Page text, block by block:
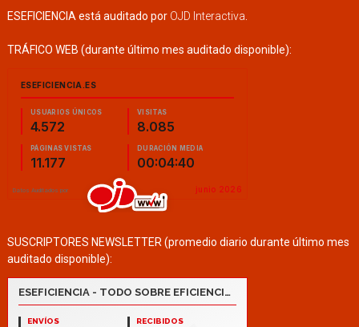
ESEFICIENCIA está auditado por OJD Interactiva
TRÁFICO WEB (durante último mes auditado disponible):
SUSCRIPTORES NEWSLETTER (promedio diario durante último mes
auditado disponible):